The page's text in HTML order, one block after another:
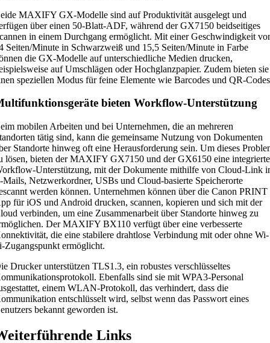
MAXIFY GX-Modelle sind auf Produktivität ausgelegt und
über einen 50-Blatt-ADF, während der GX7150 beidseitiges
in einem Durchgang ermöglicht. Mit einer Geschwindigkeit
Seiten/Minute in Schwarzweiß und 15,5 Seiten/Minute in Farbe
die GX-Modelle auf unterschiedliche Medien drucken,
auf Umschlägen oder Hochglanzpapier. Zudem bieten sie
speziellen Modus für feine Elemente wie Barcodes und QR-
bieten Workflow-Unterstützung
mobilen Arbeiten und bei Unternehmen, die an mehreren
tätig sind, kann die gemeinsame Nutzung von Dokumenten
Standorte hinweg oft eine Herausforderung sein. Um dieses
lösen, bieten der MAXIFY GX7150 und der GX6150 eine integrierte
Unterstützung, mit der Dokumente mithilfe von Cloud-Link
Mails, Netzwerkordner, USBs und Cloud-basierte Speicherorte
werden können. Unternehmen können über die Canon PRINT
für iOS und Android drucken, scannen, kopieren und sich mit der
verbinden, um eine Zusammenarbeit über Standorte hinweg zu
Der MAXIFY BX110 verfügt über eine verbesserte
die eine stabilere drahtlose Verbindung mit oder ohne Wi-
Zugangspunkt ermöglicht.
Drucker unterstützen TLS1.3, ein robustes verschlüsseltes
Ebenfalls sind sie mit WPA3-Personal
einem WLAN-Protokoll, das verhindert, dass die
entschlüsselt wird, selbst wenn das Passwort eines
bekannt geworden ist.
Links